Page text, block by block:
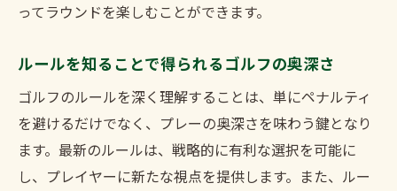
ってラウンドを楽しむことができます。
ルールを知ることで得られるゴルフの奥深さ
ゴルフのルールを深く理解することは、単にペナルティ
を避けるだけでなく、プレーの奥深さを味わう鍵となり
ます。最新のルールは、戦略的に有利な選択を可能に
し、プレイヤーに新たな視点を提供します。また、ルー